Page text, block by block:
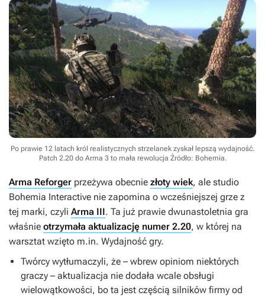
Po prawie 12 latach król realistycznych strzelanek zyskał lepszą wydajność.
Patch 2.20 do Arma 3 to mała rewolucja Źródło: Bohemia.
Arma Reforger przeżywa obecnie złoty wiek, ale studio
Bohemia Interactive nie zapomina o wcześniejszej grze z
tej marki, czyli Arma III. Ta już prawie dwunastoletnia gra
właśnie otrzymała aktualizację numer 2.20, w której na
warsztat wzięto m.in. Wydajność gry.
Twórcy wytłumaczyli, że – wbrew opiniom niektórych
graczy – aktualizacja nie dodała wcale obsługi
wielowątkowości, bo ta jest częścią silników firmy od